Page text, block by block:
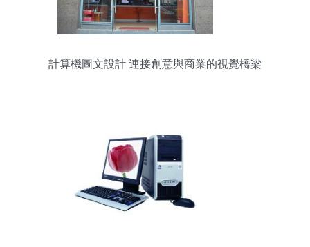
計算機圖文設計 連接創意與商業的視覺橋梁